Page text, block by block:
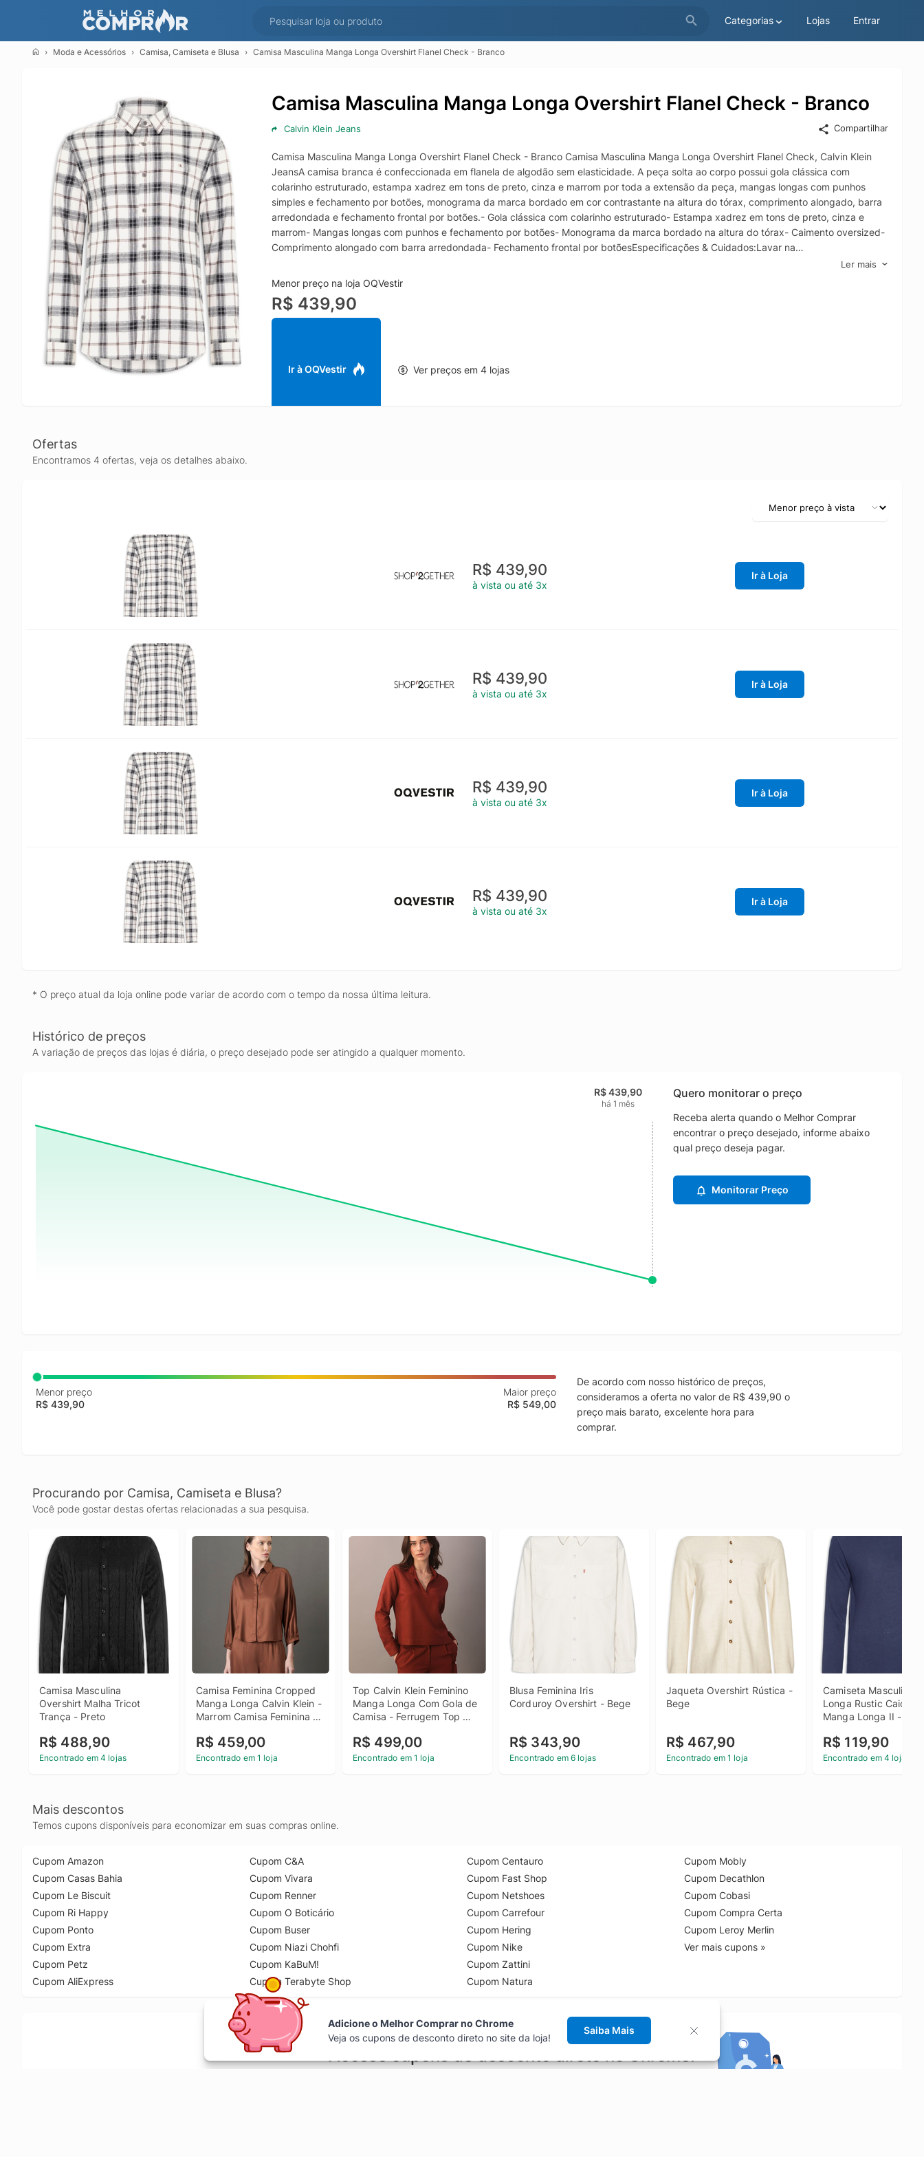
Categorias Lojas Entrar
Moda e Acessórios Camisa, Camiseta e Blusa Camisa Masculina Manga Longa Overshirt Flanel Check - Branco
Camisa Masculina Manga Longa Overshirt Flanel Check - Branco
Calvin Klein Jeans Compartilhar
Camisa Masculina Manga Longa Overshirt Flanel Check - Branco Camisa Masculina Manga Longa Overshirt Flanel Check, Calvin Klein
JeansA camisa branca é confeccionada em flanela de algodão sem elasticidade. A peça solta ao corpo possui gola clássica com
colarinho estruturado, estampa xadrez em tons de preto, cinza e marrom por toda a extensão da peça, mangas longas com punhos
simples e fechamento por botões, monograma da marca bordado em cor contrastante na altura do tórax, comprimento alongado, barra
arredondada e fechamento frontal por botões.- Gola clássica com colarinho estruturado- Estampa xadrez em tons de preto, cinza e
marrom- Mangas longas com punhos e fechamento por botões- Monograma da marca bordado na altura do tórax- Caimento oversized-
Comprimento alongado com barra arredondada- Fechamento frontal por botõesEspecificações & Cuidados:Lavar na
Ler mais
Menor preço na loja OQVestir
R$ 439,90
Ir à OQVestir Ver preços em 4 lojas
Ofertas
Encontramos 4 ofertas, veja os detalhes abaixo.
R$ 439,90
à vista ou até 3x
Ir à Loja
R$ 439,90
à vista ou até 3x
Ir à Loja
R$ 439,90
à vista ou até 3x
Ir à Loja
R$ 439,90
à vista ou até 3x
Ir à Loja
* O preço atual da loja online pode variar de acordo com o tempo da nossa última leitura.
Histórico de preços
A variação de preços das lojas é diária, o preço desejado pode ser atingido a qualquer momento.
R$ 439,90
há 1 mês
Quero monitorar o preço
Receba alerta quando o Melhor Comprar
encontrar o preço desejado, informe abaixo
qual preço deseja pagar.
Monitorar Preço
Menor preço
R$ 439,90
Maior preço
R$ 549,00
De acordo com nosso histórico de preços,
consideramos a oferta no valor de R$ 439,90 o
preço mais barato, excelente hora para
comprar.
Procurando por Camisa, Camiseta e Blusa?
Você pode gostar destas ofertas relacionadas a sua pesquisa.
Camisa Masculina
Overshirt Malha Tricot
Trança - Preto
R$ 488,90
Encontrado em 4 lojas
Camisa Feminina Cropped
Manga Longa Calvin Klein -
Marrom Camisa Feminina
Calvin Klein Marrom 40
R$ 459,00
Encontrado em 1 loja
Top Calvin Klein Feminino
Manga Longa Com Gola de
Camisa - Ferrugem Top
Manga Longa Com Gola de
Camisa Ferrugem 36
R$ 499,00
Encontrado em 1 loja
Blusa Feminina Iris
Corduroy Overshirt - Bege
R$ 343,90
Encontrado em 6 lojas
Jaqueta Overshirt Rústica -
Bege
R$ 467,90
Encontrado em 1 loja
Camiseta Masculina
Longa Rustic Caicos
Manga Longa II - Azul
R$ 119,90
Encontrado em 4 lojas
Mais descontos
Temos cupons disponíveis para economizar em suas compras online.
Cupom Amazon
Cupom Casas Bahia
Cupom Le Biscuit
Cupom Ri Happy
Cupom Ponto
Cupom Extra
Cupom Petz
Cupom AliExpress
Cupom C&A
Cupom Vivara
Cupom Renner
Cupom O Boticário
Cupom Buser
Cupom Niazi Chohfi
Cupom KaBuM!
Cupom Terabyte Shop
Cupom Centauro
Cupom Fast Shop
Cupom Netshoes
Cupom Carrefour
Cupom Hering
Cupom Nike
Cupom Zattini
Cupom Natura
Cupom Mobly
Cupom Decathlon
Cupom Cobasi
Cupom Compra Certa
Cupom Leroy Merlin
Ver mais cupons »
Acesse cupons de desconto direto no Chrome!
Adicione o Melhor Comprar no Chrome
Veja os cupons de desconto direto no site da loja!
Saiba Mais